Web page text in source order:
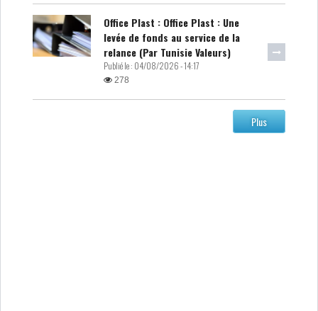
Office Plast : Office Plast : Une
levée de fonds au service de la
relance (Par Tunisie Valeurs)
Publié le : 04/08/2026 - 14:17
278
Plus